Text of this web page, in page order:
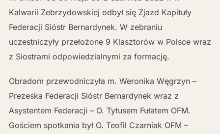
Kalwarii Zebrzydowskiej odbył się Zjazd Kapituły
Federacji Sióstr Bernardynek. W zebraniu
uczestniczyły przełożone 9 Klasztorów w Polsce wraz
z Siostrami odpowiedzialnymi za formację.
Obradom przewodniczyła m. Weronika Węgrzyn –
Prezeska Federacji Sióstr Bernardynek wraz z
Asystentem Federacji – O. Tytusem Fułatem OFM.
Gościem spotkania był O. Teofil Czarniak OFM –